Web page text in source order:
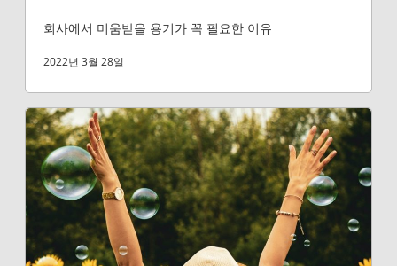
회사에서 미움받을 용기가 꼭 필요한 이유
2022년 3월 28일